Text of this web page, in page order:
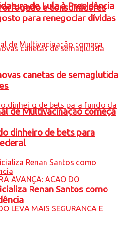
de Lula à Presidência
de Multivacinação começa
e consumidores
para renegociar dívidas
canetas de semaglutida
dinheiro de bets para
Renan Santos como